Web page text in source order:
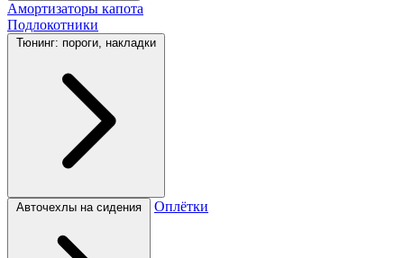
Амортизаторы капота
Подлокотники
Тюнинг: пороги, накладки
Авточехлы на сидения Оплётки